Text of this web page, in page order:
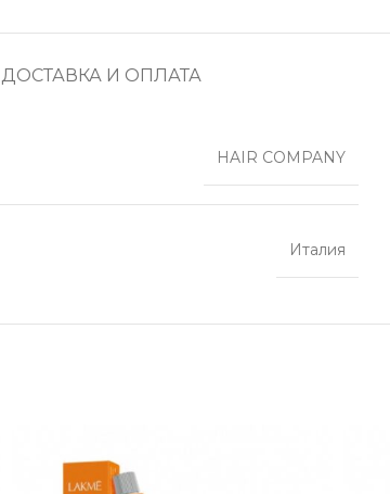
ДОСТАВКА И ОПЛАТА
HAIR COMPANY
Италия